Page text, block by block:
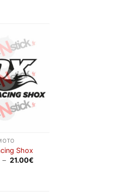
à la
wishlist
Shox
– 21.00€